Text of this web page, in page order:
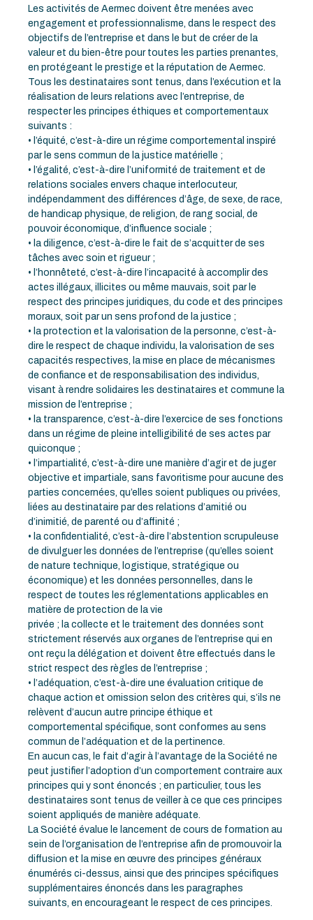
Les activités de Aermec doivent être menées avec
engagement et professionnalisme, dans le respect des
objectifs de l’entreprise et dans le but de créer de la
valeur et du bien-être pour toutes les parties prenantes,
en protégeant le prestige et la réputation de Aermec.
Tous les destinataires sont tenus, dans l’exécution et la
réalisation de leurs relations avec l’entreprise, de
respecter les principes éthiques et comportementaux
suivants :
• l’équité, c’est-à-dire un régime comportemental inspiré
par le sens commun de la justice matérielle ;
• l’égalité, c’est-à-dire l’uniformité de traitement et de
relations sociales envers chaque interlocuteur,
indépendamment des différences d’âge, de sexe, de race,
de handicap physique, de religion, de rang social, de
pouvoir économique, d’influence sociale ;
• la diligence, c’est-à-dire le fait de s’acquitter de ses
tâches avec soin et rigueur ;
• l’honnêteté, c’est-à-dire l’incapacité à accomplir des
actes illégaux, illicites ou même mauvais, soit par le
respect des principes juridiques, du code et des principes
moraux, soit par un sens profond de la justice ;
• la protection et la valorisation de la personne, c’est-à-
dire le respect de chaque individu, la valorisation de ses
capacités respectives, la mise en place de mécanismes
de confiance et de responsabilisation des individus,
visant à rendre solidaires les destinataires et commune la
mission de l’entreprise ;
• la transparence, c’est-à-dire l’exercice de ses fonctions
dans un régime de pleine intelligibilité de ses actes par
quiconque ;
• l’impartialité, c’est-à-dire une manière d’agir et de juger
objective et impartiale, sans favoritisme pour aucune des
parties concernées, qu’elles soient publiques ou privées,
liées au destinataire par des relations d’amitié ou
d’inimitié, de parenté ou d’affinité ;
• la confidentialité, c’est-à-dire l’abstention scrupuleuse
de divulguer les données de l’entreprise (qu’elles soient
de nature technique, logistique, stratégique ou
économique) et les données personnelles, dans le
respect de toutes les réglementations applicables en
matière de protection de la vie
privée ; la collecte et le traitement des données sont
strictement réservés aux organes de l’entreprise qui en
ont reçu la délégation et doivent être effectués dans le
strict respect des règles de l’entreprise ;
• l’adéquation, c’est-à-dire une évaluation critique de
chaque action et omission selon des critères qui, s’ils ne
relèvent d’aucun autre principe éthique et
comportemental spécifique, sont conformes au sens
commun de l’adéquation et de la pertinence.
En aucun cas, le fait d’agir à l’avantage de la Société ne
peut justifier l’adoption d’un comportement contraire aux
principes qui y sont énoncés ; en particulier, tous les
destinataires sont tenus de veiller à ce que ces principes
soient appliqués de manière adéquate.
La Société évalue le lancement de cours de formation au
sein de l’organisation de l’entreprise afin de promouvoir la
diffusion et la mise en œuvre des principes généraux
énumérés ci-dessus, ainsi que des principes spécifiques
supplémentaires énoncés dans les paragraphes
suivants, en encourageant le respect de ces principes.